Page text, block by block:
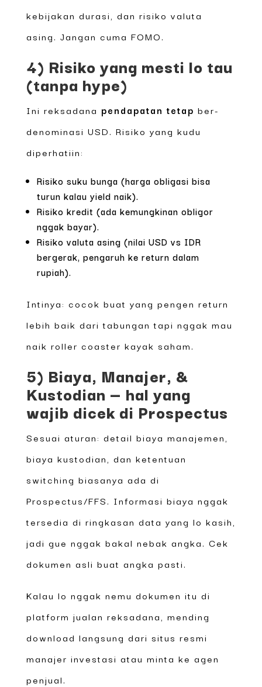
kebijakan durasi, dan risiko valuta
asing. Jangan cuma FOMO.
4) Risiko yang mesti lo tau
(tanpa hype)
Ini reksadana pendapatan tetap ber-
denominasi USD. Risiko yang kudu
diperhatiin:
Risiko suku bunga (harga obligasi bisa
turun kalau yield naik).
Risiko kredit (ada kemungkinan obligor
nggak bayar).
Risiko valuta asing (nilai USD vs IDR
bergerak, pengaruh ke return dalam
rupiah).
Intinya: cocok buat yang pengen return
lebih baik dari tabungan tapi nggak mau
naik roller coaster kayak saham.
5) Biaya, Manajer, &
Kustodian — hal yang
wajib dicek di Prospectus
Sesuai aturan: detail biaya manajemen,
biaya kustodian, dan ketentuan
switching biasanya ada di
Prospectus/FFS. Informasi biaya nggak
tersedia di ringkasan data yang lo kasih,
jadi gue nggak bakal nebak angka. Cek
dokumen asli buat angka pasti.
Kalau lo nggak nemu dokumen itu di
platform jualan reksadana, mending
download langsung dari situs resmi
manajer investasi atau minta ke agen
penjual.